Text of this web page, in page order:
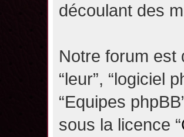
découlant des
Notre forum est
“leur”, “logiciel
“Equipes
sous la licence “